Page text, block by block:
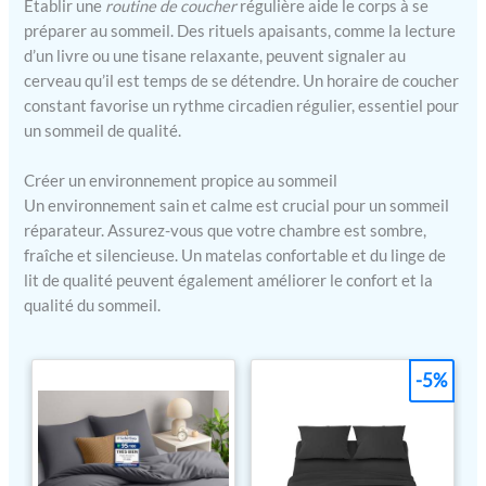
5.0. Batteries lithium-ion longue
durée. Module Bluetooth très
compact et discret avec un
bouton ON/OFF accessible à
tout moment. Un câble de charge
boîte. Compatible avec tous les
VERSION AMÉLIORÉE, 55k
UNITES VENDUES
Après 4
ans sur le marché, nous avons
version sans fil pour répondre
aux requêtes les plus communes
placement du module bluetooth
améliorés, des mises à jour
régulières du contenu.
Établir une routine de coucherrégulière aide le corps à se
préparer au sommeil. Des rituels apaisants, comme la lecture
d’un livre ou une tisane relaxante, peuvent signaler au
cerveau qu’il est temps de se détendre. Un horaire de coucher
constant favorise un rythme circadien régulier, essentiel pour
un sommeil de qualité.
Créer un environnement propice au sommeil
Un environnement sain et calme est crucial pour un sommeil
réparateur. Assurez-vous que votre chambre est sombre,
fraîche et silencieuse. Un matelas confortable et du linge de
lit de qualité peuvent également améliorer le confort et la
qualité du sommeil.
-5%